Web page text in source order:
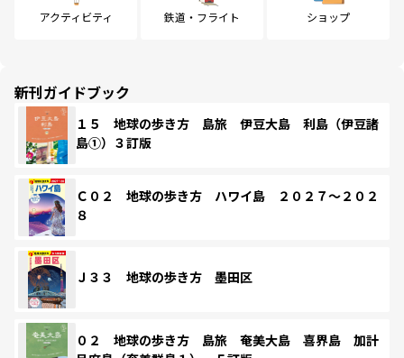
アクティビティ 鉄道・フライト ショップ
新刊ガイドブック
１５ 地球の歩き方 島旅 伊豆大島 利島（伊豆諸
島①）３訂版
Ｃ０２ 地球の歩き方 ハワイ島 ２０２７～２０２
８
Ｊ３３ 地球の歩き方 墨田区
０２ 地球の歩き方 島旅 奄美大島 喜界島 加計